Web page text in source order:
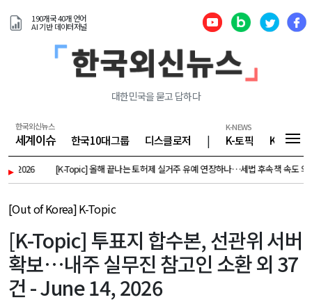
190개국 40개 언어
AI 기반 데이터저널
대한민국을 묻고 답하다
한국외신뉴스
세계이슈 한국10대그룹 디스클로저 |
K-NEWS
K-토픽 K-기업
▸ [K-Topic] 올해 끝나는 토허제 실거주 유예 연장하나…세법 후속책 속도 외 16건 -
[Out of Korea] K-Topic
[K-Topic] 투표지 합수본, 선관위 서버
확보…내주 실무진 참고인 소환 외 37
건 - June 14, 2026